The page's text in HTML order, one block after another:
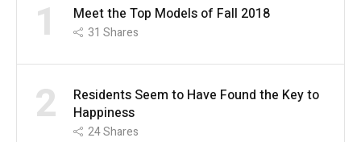
1 Meet the Top Models of Fall 2018
31 Shares
2
Residents Seem to Have Found the Key to
Happiness
24Shares